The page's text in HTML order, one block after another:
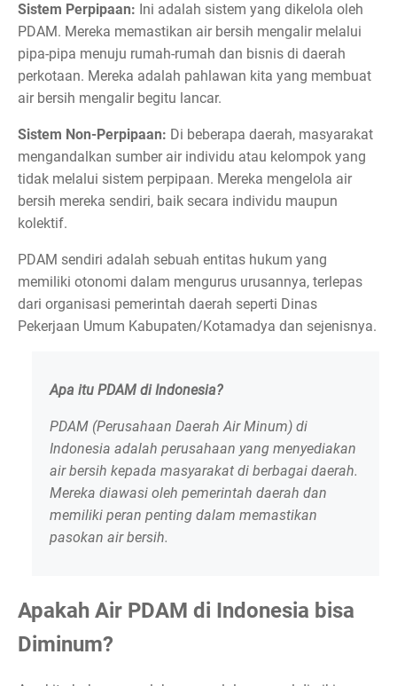
Sistem Perpipaan: Ini adalah sistem yang dikelola oleh
PDAM. Mereka memastikan air bersih mengalir melalui
pipa-pipa menuju rumah-rumah dan bisnis di daerah
perkotaan. Mereka adalah pahlawan kita yang membuat
air bersih mengalir begitu lancar.
Sistem Non-Perpipaan: Di beberapa daerah, masyarakat
mengandalkan sumber air individu atau kelompok yang
tidak melalui sistem perpipaan. Mereka mengelola air
bersih mereka sendiri, baik secara individu maupun
kolektif.
PDAM sendiri adalah sebuah entitas hukum yang
memiliki otonomi dalam mengurus urusannya, terlepas
dari organisasi pemerintah daerah seperti Dinas
Pekerjaan Umum Kabupaten/Kotamadya dan sejenisnya.
Apa itu PDAM di Indonesia?
PDAM (Perusahaan Daerah Air Minum) di
Indonesia adalah perusahaan yang menyediakan
air bersih kepada masyarakat di berbagai daerah.
Mereka diawasi oleh pemerintah daerah dan
memiliki peran penting dalam memastikan
pasokan air bersih.
Apakah Air PDAM di Indonesia bisa
Diminum?